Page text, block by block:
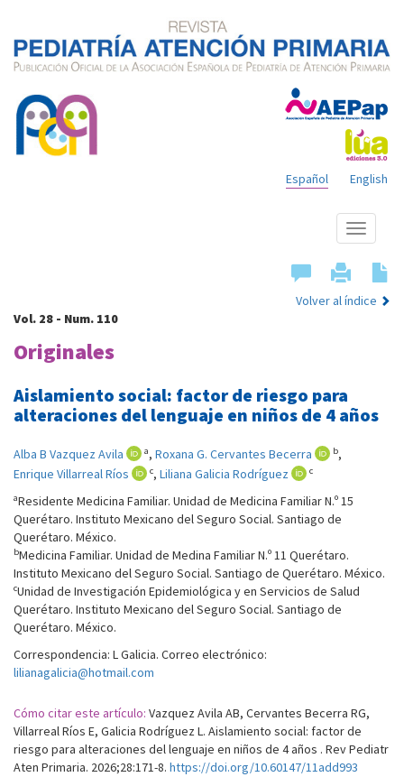
English
Español
Mostrar
menú
Volver al índice
Vol. 28 - Num. 110
Originales
Aislamiento social: factor de riesgo para
alteraciones del lenguaje en niños de 4 años
Alba B Vazquez Avila a, Roxana G. Cervantes Becerra b,
Enrique Villarreal Ríos
c, Liliana Galicia Rodríguez c
aResidente Medicina Familiar. Unidad de Medicina Familiar N.º 15
Querétaro. Instituto Mexicano del Seguro Social. Santiago de
Querétaro. México.
bMedicina Familiar. Unidad de Medina Familiar N.º 11 Querétaro.
Instituto Mexicano del Seguro Social. Santiago de Querétaro. México.
cUnidad de Investigación Epidemiológica y en Servicios de Salud
Querétaro. Instituto Mexicano del Seguro Social. Santiago de
Querétaro. México.
Correspondencia: L Galicia. Correo electrónico:
lilianagalicia@hotmail.com
Cómo citar este artículo: Vazquez Avila AB, Cervantes Becerra RG,
Villarreal Ríos E, Galicia Rodríguez L. Aislamiento social: factor de
riesgo para alteraciones del lenguaje en niños de 4 años . Rev Pediatr
Aten Primaria. 2026;28:171-8. https://doi.org/10.60147/11add993